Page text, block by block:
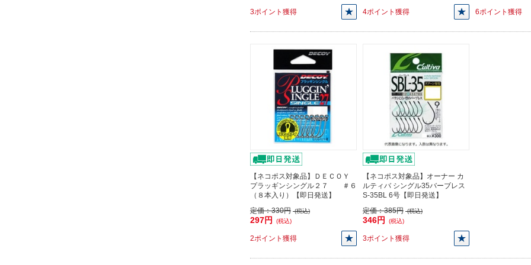
3ポイント獲得 4ポイント獲得 6ポイント獲得
【ネコポス対象品】ＤＥＣＯＹ
プラッギンシングル２７ ＃６
（８本入り）【即日発送】
定価：330円 (税込)
297円 (税込)
2ポイント獲得
【ネコポス対象品】オーナー カ
ルティバ シングル35バーブレス
S-35BL 6号【即日発送】
定価：385円 (税込)
346円 (税込)
3ポイント獲得